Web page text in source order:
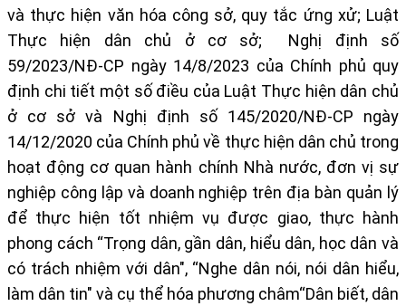
và thực hiện văn hóa công sở, quy tắc ứng xử; Luật
Thực hiện dân chủ ở cơ sở; Nghị định số
59/2023/NĐ-CP ngày 14/8/2023 của Chính phủ quy
định chi tiết một số điều của Luật Thực hiện dân chủ
ở cơ sở và Nghị định số 145/2020/NĐ-CP ngày
14/12/2020 của Chính phủ về thực hiện dân chủ trong
hoạt động cơ quan hành chính Nhà nước, đơn vị sự
nghiệp công lập và doanh nghiệp trên địa bàn quản lý
để thực hiện tốt nhiệm vụ được giao, thực hành
phong cách “Trọng dân, gần dân, hiểu dân, học dân và
có trách nhiệm với dân", “Nghe dân nói, nói dân hiểu,
làm dân tin" và cụ thể hóa phương châm“Dân biết, dân